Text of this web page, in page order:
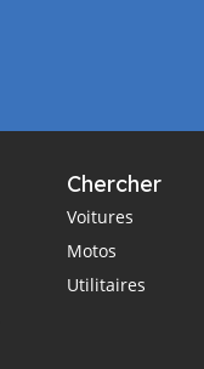
Chercher
Voitures
Motos
Utilitaires